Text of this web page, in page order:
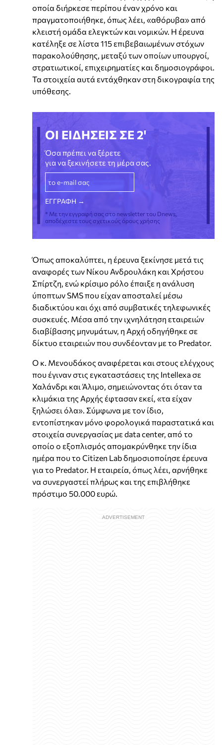
οποία διήρκεσε περίπου έναν χρόνο και
πραγματοποιήθηκε, όπως λέει, «αθόρυβα» από
κλειστή ομάδα ελεγκτών και νομικών. Η έρευνα
κατέληξε σε λίστα 115 επιβεβαιωμένων στόχων
παρακολούθησης, μεταξύ των οποίων υπουργοί,
στρατιωτικοί, επιχειρηματίες και δημοσιογράφοι.
Τα στοιχεία αυτά εντάχθηκαν στη δικογραφία της
υπόθεσης.
ΟΙ ΕΙΔΗΣΕΙΣ ΣΕ 2'
Όσα πρέπει να ξέρετε
για να ξεκινήσετε τη μέρα σας.
* Με την εγγραφή σας στο newsletter του Dnews,
αποδέχεστε τους σχετικούς όρους χρήσης
Όπως αποκαλύπτει, η έρευνα ξεκίνησε μετά τις
αναφορές των Νίκου Ανδρουλάκη και Χρήστου
Σπίρτζη, ενώ κρίσιμο ρόλο έπαιξε η ανάλυση
ύποπτων SMS που είχαν αποσταλεί μέσω
διαδικτύου και όχι από συμβατικές τηλεφωνικές
συσκευές. Μέσα από την ιχνηλάτηση εταιρειών
διαβίβασης μηνυμάτων, η Αρχή οδηγήθηκε σε
δίκτυο εταιρειών που συνδέονταν με το Predator.
Ο κ. Μενουδάκος αναφέρεται και στους ελέγχους
που έγιναν στις εγκαταστάσεις της Intellexa σε
Χαλάνδρι και Άλιμο, σημειώνοντας ότι όταν τα
κλιμάκια της Αρχής έφτασαν εκεί, «τα είχαν
ξηλώσει όλα». Σύμφωνα με τον ίδιο,
εντοπίστηκαν μόνο φορολογικά παραστατικά και
στοιχεία συνεργασίας με data center, από το
οποίο ο εξοπλισμός απομακρύνθηκε την ίδια
ημέρα που το Citizen Lab δημοσιοποίησε έρευνα
για το Predator. Η εταιρεία, όπως λέει, αρνήθηκε
να συνεργαστεί πλήρως και της επιβλήθηκε
πρόστιμο 50.000 ευρώ.